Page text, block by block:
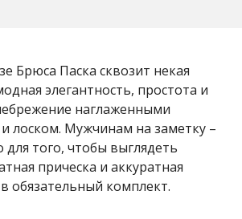
Брюса Паска сквозит некая
элегантность, простота и
наглаженными
лоском. Мужчинам на заметку –
того, чтобы выглядеть
прическа и аккуратная
обязательный комплект.